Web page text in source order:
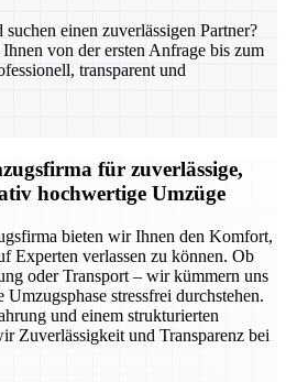
einen zuverlässigen Partner?
von der ersten Anfrage bis zum
transparent und
für zuverlässige,
hochwertige Umzüge
bieten wir Ihnen den Komfort,
Experten verlassen zu können. Ob
oder Transport – wir kümmern uns
stressfrei durchstehen.
und einem strukturierten
Zuverlässigkeit und Transparenz bei